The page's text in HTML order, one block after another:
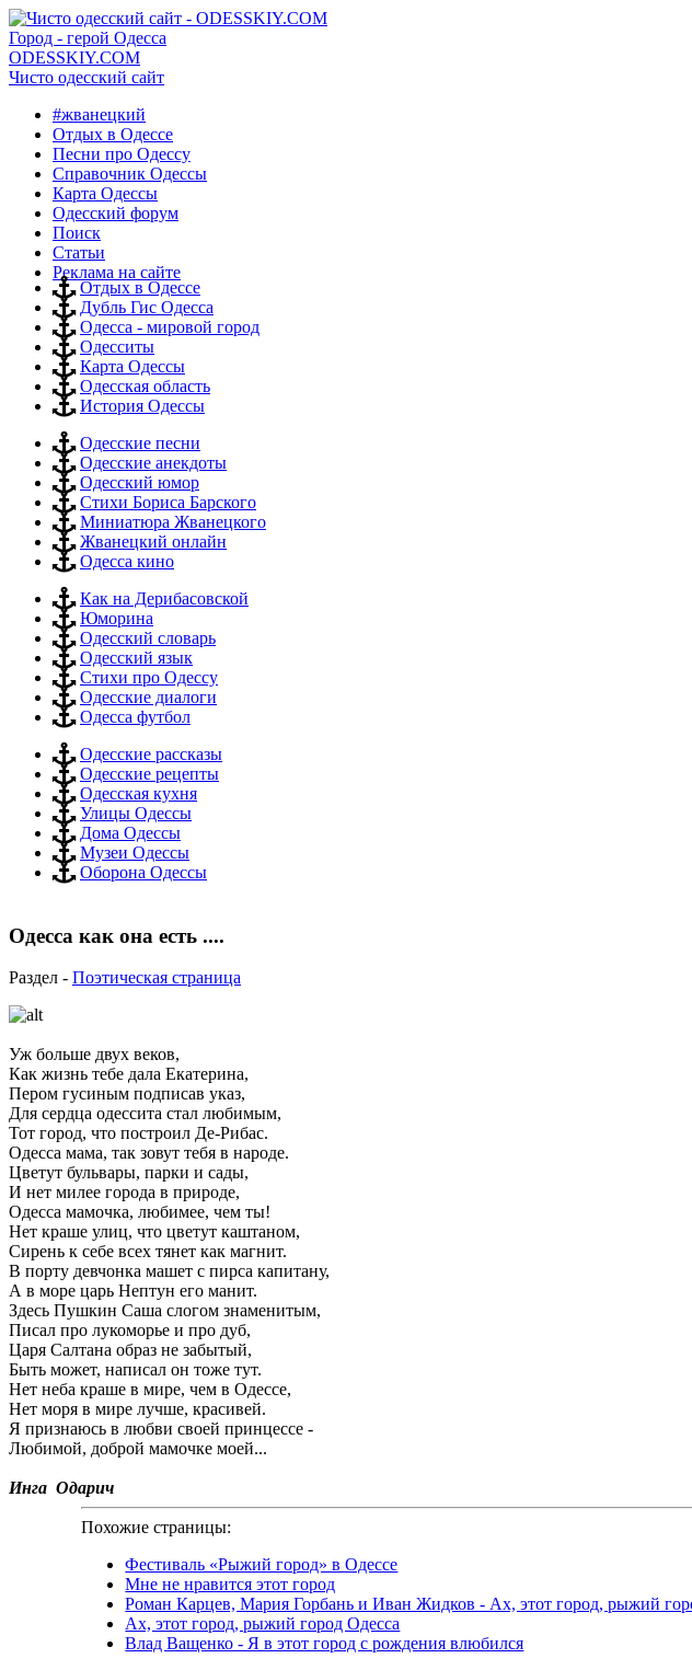
Город - герой Одесса
ODESSKIY.COM
Чисто одесский сайт
#жванецкий
Отдых в Одессе
Песни про Одессу
Справочник Одессы
Карта Одессы
Одесский форум
Поиск
Статьи
Реклама на сайте
Отдых в Одессе
Дубль Гис Одесса
Одесса - мировой город
Одесситы
Карта Одессы
Одесская область
История Одессы
Одесские песни
Одесские анекдоты
Одесский юмор
Стихи Бориса Барского
Миниатюра Жванецкого
Жванецкий онлайн
Одесса кино
Как на Дерибасовской
Юморина
Одесский словарь
Одесский язык
Стихи про Одессу
Одесские диалоги
Одесса футбол
Одесские рассказы
Одесские рецепты
Одесская кухня
Улицы Одессы
Дома Одессы
Музеи Одессы
Оборона Одессы
Одесса как она есть ....
Раздел - Поэтическая страница
Уж больше двух веков,
Как жизнь тебе дала Екатерина,
Пером гусиным подписав указ,
Для сердца одессита стал любимым,
Тот город, что построил Де-Рибас.
Одесса мама, так зовут тебя в народе.
Цветут бульвары, парки и сады,
И нет милее города в природе,
Одесса мамочка, любимее, чем ты!
Нет краше улиц, что цветут каштаном,
Сирень к себе всех тянет как магнит.
В порту девчонка машет с пирса капитану,
А в море царь Нептун его манит.
Здесь Пушкин Саша слогом знаменитым,
Писал про лукоморье и про дуб,
Царя Салтана образ не забытый,
Быть может, написал он тоже тут.
Нет неба краше в мире, чем в Одессе,
Нет моря в мире лучше, красивей.
Я признаюсь в любви своей принцессе -
Любимой, доброй мамочке моей...
Инга Одарич
Похожие страницы:
Фестиваль «Рыжий город» в Одессе
Мне не нравится этот город
Роман Карцев, Мария Горбань и Иван Жидков - Ах, этот город, рыжий
Ах, этот город, рыжий город Одесса
Влад Ващенко - Я в этот город с рождения влюбился